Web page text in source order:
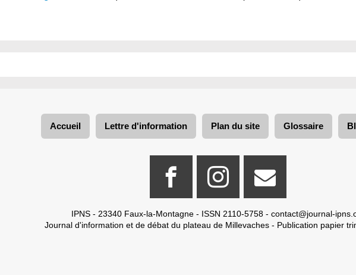
Accueil Lettre d'information Plan du site Glossaire
IPNS - 23340 Faux-la-Montagne - ISSN 2110-5758 - contact@journal-
Journal d'information et de débat du plateau de Millevaches - Publication papier